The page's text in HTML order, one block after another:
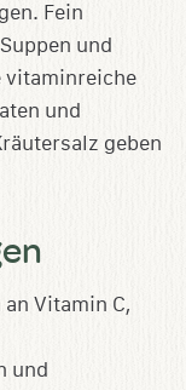
Fein
und
vitaminreiche
und
geben
Vitamin C,
und